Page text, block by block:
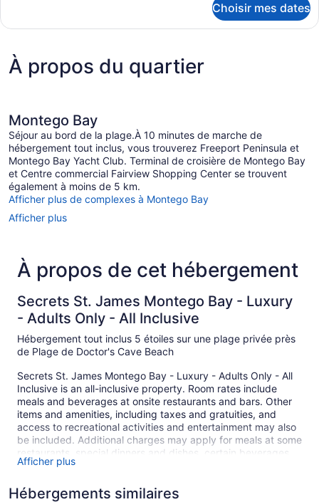
Suite
Front
Swim-
Preferred
Suite
Ocean
Out
Choisir mes dates
À propos du quartier
Montego Bay
Séjour au bord de la plage.À 10 minutes de marche de
hébergement tout inclus, vous trouverez Freeport Peninsula et
Montego Bay Yacht Club. Terminal de croisière de Montego Bay
et Centre commercial Fairview Shopping Center se trouvent
également à moins de 5 km.
Afficher plus de complexes à Montego Bay
Afficher plus
À propos de cet hébergement
Secrets St. James Montego Bay - Luxury
- Adults Only - All Inclusive
Hébergement tout inclus 5 étoiles sur une plage privée près
de Plage de Doctor's Cave Beach
Secrets St. James Montego Bay - Luxury - Adults Only - All
Inclusive is an all-inclusive property. Room rates include
meals and beverages at onsite restaurants and bars. Other
items and amenities, including taxes and gratuities, and
access to recreational activities and entertainment may also
be included. Additional charges may apply for meals at some
restaurants, special dinners and dishes, certain beverages,
and other amenities.
sand beach. At Secrets St. James Montego Bay - Luxury -
Afficher plus
Hébergements similaires